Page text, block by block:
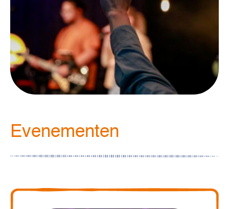
Evenementen